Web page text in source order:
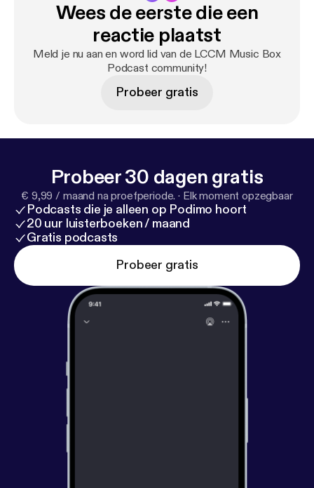
Wees de eerste die een
reactie plaatst
Meld je nu aan en word lid van de LCCM Music Box
Podcast community!
Probeer gratis
Probeer 30 dagen gratis
€ 9,99 / maand na proefperiode. · Elk moment opzegbaar
Podcasts die je alleen op Podimo hoort
20 uur luisterboeken / maand
Gratis podcasts
Probeer gratis